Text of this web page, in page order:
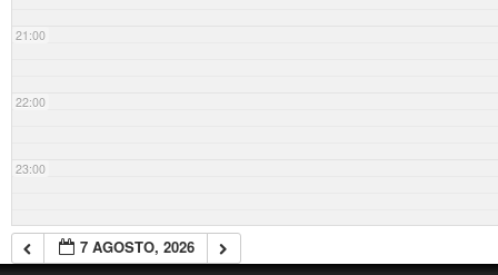
21:00
22:00
23:00
7 AGOSTO, 2026